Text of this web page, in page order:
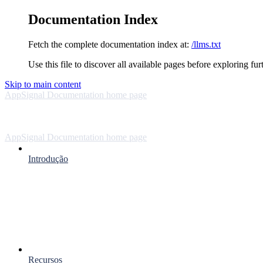
Documentation Index
Fetch the complete documentation index at: /llms.txt
Use this file to discover all available pages before exploring
Skip to main content
AppSignal Documentation home page
AppSignal Documentation home page
Introdução
Recursos